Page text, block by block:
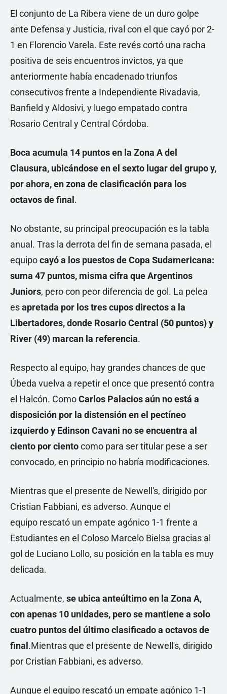
El conjunto de La Ribera viene de un duro golpe
ante Defensa y Justicia, rival con el que cayó por 2-
1 en Florencio Varela. Este revés cortó una racha
positiva de seis encuentros invictos, ya que
anteriormente había encadenado triunfos
consecutivos frente a Independiente Rivadavia,
Banfield y Aldosivi, y luego empatado contra
Rosario Central y Central Córdoba.
Boca acumula 14 puntos en la Zona A del
Clausura, ubicándose en el sexto lugar del grupo y,
por ahora, en zona de clasificación para los
octavos de final .
No obstante, su principal preocupación es la tabla
anual. Tras la derrota del fin de semana pasada, el
equipocayó a los puestos de Copa Sudamericana:
suma 47 puntos, misma cifra que Argentinos
Juniors, pero con peor diferencia de gol. La pelea
esapretada por los tres cupos directos a la
Libertadores, donde Rosario Central (50 puntos) y
River (49) marcan la referencia.
Respecto al equipo, hay grandes chances de que
Úbeda vuelva a repetir el once que presentó contra
el Halcón. ComoCarlos Palacios aún no está a
disposición por la distensión en el pectíneo
izquierdo y Edinson Cavani no se encuentra al
ciento por cientocomo para ser titular pese a ser
convocado, en principio no habría modificaciones.
Mientras que el presente de Newell's, dirigido por
Cristian Fabbiani, es adverso. Aunque el
equipo rescató un empate agónico 1-1 frente a
Estudiantes en el Coloso Marcelo Bielsa gracias al
gol de Luciano Lollo, su posición en la tabla es muy
delicada.
Actualmente, se ubica anteúltimo en la Zona A,
con apenas 10 unidades, pero se mantiene a solo
cuatro puntos del último clasificado a octavos de
final .Mientras que el presente de Newell's, dirigido
por Cristian Fabbiani, es adverso.
Aunque el equipo rescató un empate agónico 1-1